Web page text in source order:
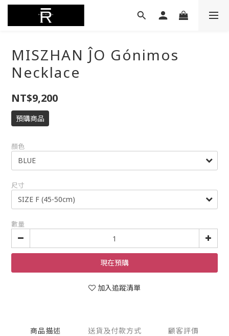
MISZHAN ĴO Gónimos
Necklace
NT$9,200
預購商品
顏色
尺寸
數量
現在預購
加入追蹤清單
商品描述 送貨及付款方式 顧客評價